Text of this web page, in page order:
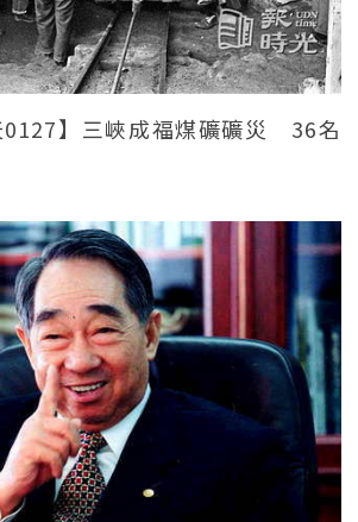
0127】三峽成福煤礦礦災 36名